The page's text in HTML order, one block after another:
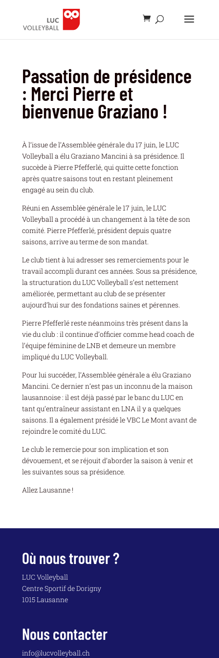
Passation de présidence
: Merci Pierre et
bienvenue Graziano !
À l’issue de l’Assemblée générale du 17 juin, le LUC
Volleyball a élu Graziano Mancini à sa présidence. Il
succède à Pierre Pfefferlé, qui quitte cette fonction
après quatre saisons tout en restant pleinement
engagé au sein du club.
Réuni en Assemblée générale le 17 juin, le LUC
Volleyball a procédé à un changement à la tête de son
comité. Pierre Pfefferlé, président depuis quatre
saisons, arrive au terme de son mandat.
Le club tient à lui adresser ses remerciements pour le
travail accompli durant ces années. Sous sa présidence,
la structuration du LUC Volleyball s’est nettement
améliorée, permettant au club de se présenter
aujourd’hui sur des fondations saines et pérennes.
Pierre Pfefferlé reste néanmoins très présent dans la
vie du club : il continue d’officier comme head coach de
l’équipe féminine de LNB et demeure un membre
impliqué du LUC Volleyball.
Pour lui succéder, l’Assemblée générale a élu Graziano
Mancini. Ce dernier n’est pas un inconnu de la maison
lausannoise : il est déjà passé par le banc du LUC en
tant qu’entraîneur assistant en LNA il y a quelques
saisons. Il a également présidé le VBC Le Mont avant de
rejoindre le comité du LUC.
Le club le remercie pour son implication et son
dévouement, et se réjouit d’aborder la saison à venir et
les suivantes sous sa présidence.
Allez Lausanne !
Où nous trouver ?
LUC Volleyball
Centre Sportif de Dorigny
1015 Lausanne
Nous contacter
info@lucvolleyball.ch